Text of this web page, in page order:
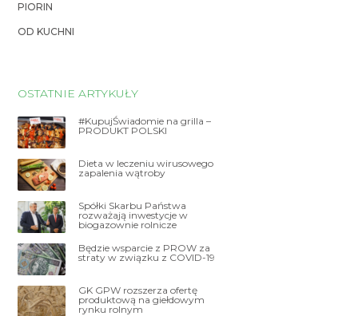
PIORIN
OD KUCHNI
OSTATNIE ARTYKUŁY
#KupujŚwiadomie na grilla –
PRODUKT POLSKI
Dieta w leczeniu wirusowego
zapalenia wątroby
Spółki Skarbu Państwa
rozważają inwestycje w
biogazownie rolnicze
Będzie wsparcie z PROW za
straty w związku z COVID-19
GK GPW rozszerza ofertę
produktową na giełdowym
rynku rolnym